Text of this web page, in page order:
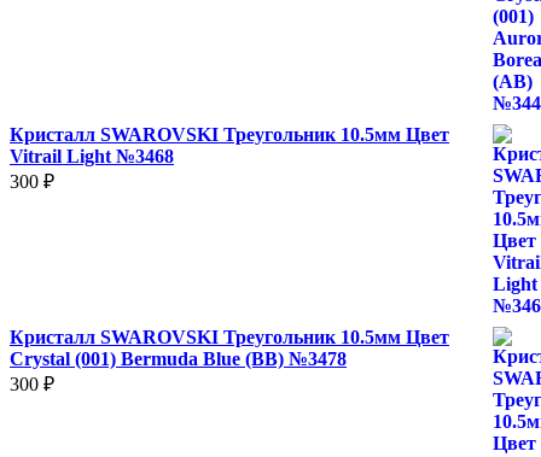
Кристалл SWAROVSKI Треугольник 10.5мм Цвет
Vitrail Light №3468
300 ₽
Кристалл SWAROVSKI Треугольник 10.5мм Цвет
Crystal (001) Bermuda Blue (BB) №3478
300 ₽